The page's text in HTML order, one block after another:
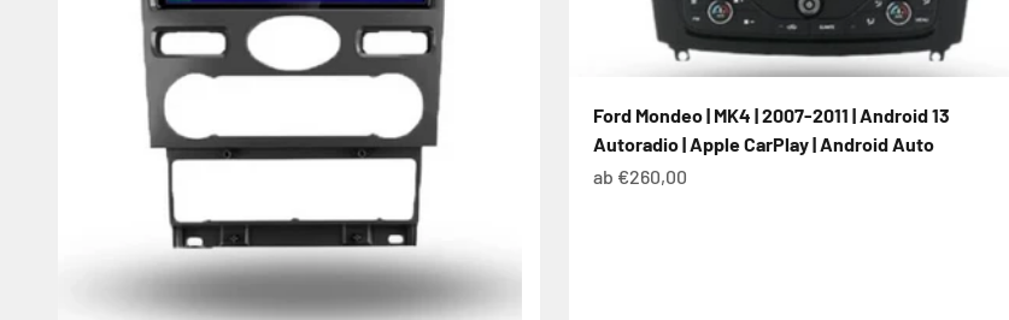
Ford Mondeo | MK4 | 2007-2011 | Android 13
Autoradio | Apple CarPlay | Android Auto
Angebot
ab €260,00